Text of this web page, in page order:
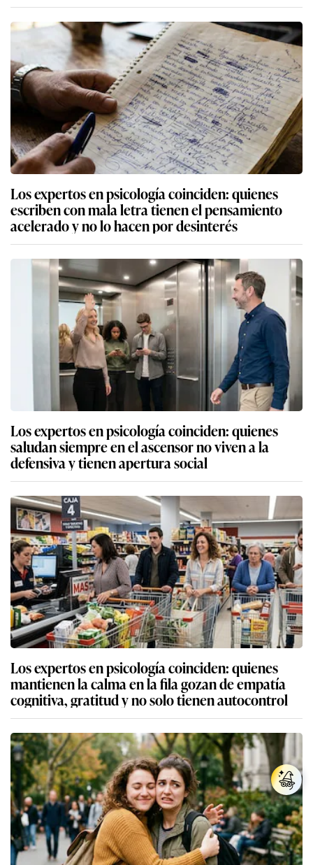
Los expertos en psicología coinciden: quienes
escriben con mala letra tienen el pensamiento
acelerado y no lo hacen por desinterés
Los expertos en psicología coinciden: quienes
saludan siempre en el ascensor no viven a la
defensiva y tienen apertura social
Los expertos en psicología coinciden: quienes
mantienen la calma en la fila gozan de empatía
cognitiva, gratitud y no solo tienen autocontrol